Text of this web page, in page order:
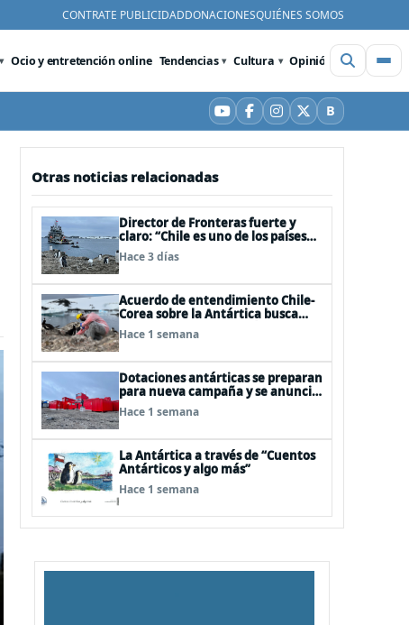
CONTRATE PUBLICIDADDONACIONESQUIÉNES SOMOS
Ocio y entretención online Tendencias Cultura Opinión Videos
YouTube
Facebook
Instagram
X BBluesky
Otras noticias relacionadas
Director de Fronteras fuerte y
claro: “Chile es uno de los países
que mejor derechos tiene para
sustentar una reclamación de
Hace 3 días
Acuerdo de entendimiento Chile-
Corea sobre la Antártica busca
impulsar la investigación
científica
Hace 1 semana
Dotaciones antárticas se preparan
para nueva campaña y se anuncia
visita de Pdte Kast y su gabinete al
continente blanco
Hace 1 semana
La Antártica a través de “Cuentos
Antárticos y algo más”
Hace 1 semana